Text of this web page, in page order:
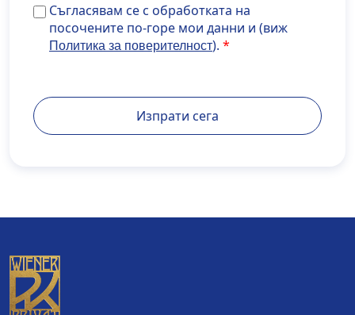
Съгласявам се с обработката на посочените по-
мои данни и (виж <a
href="https://www.develop.maisondidee.com/wiener-
поверителност</a>).
Съгласявам се с обработката на
посочените по-горе мои данни и (виж
Политика за поверителност).
Изпрати сега